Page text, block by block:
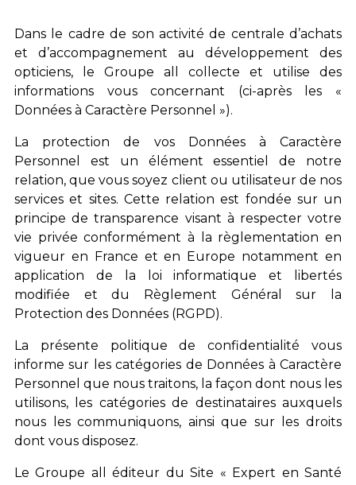
Dans le cadre de son activité de centrale d’achats
et d’accompagnement au développement des
opticiens, le Groupe all collecte et utilise des
informations vous concernant (ci-après les «
Données à Caractère Personnel »).
La protection de vos Données à Caractère
Personnel est un élément essentiel de notre
relation, que vous soyez client ou utilisateur de nos
services et sites. Cette relation est fondée sur un
principe de transparence visant à respecter votre
vie privée conformément à la règlementation en
vigueur en France et en Europe notamment en
application de la loi informatique et libertés
modifiée et du Règlement Général sur la
Protection des Données (RGPD).
La présente politique de confidentialité vous
informe sur les catégories de Données à Caractère
Personnel que nous traitons, la façon dont nous les
utilisons, les catégories de destinataires auxquels
nous les communiquons, ainsi que sur les droits
dont vous disposez.
Le Groupe all éditeur du Site « Expert en Santé